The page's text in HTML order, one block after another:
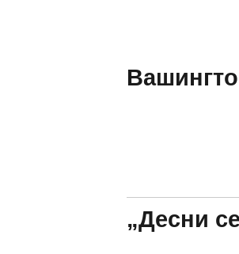
„Десни